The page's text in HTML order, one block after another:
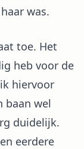
was.
toe. Het
heb voor de
hiervoor
baan wel
duidelijk.
eerdere